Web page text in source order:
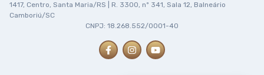
1417, Centro, Santa Maria/RS | R. 3300, nº 341, Sala 12, Balneário
Camboriú/SC
CNPJ: 18.268.552/0001-40